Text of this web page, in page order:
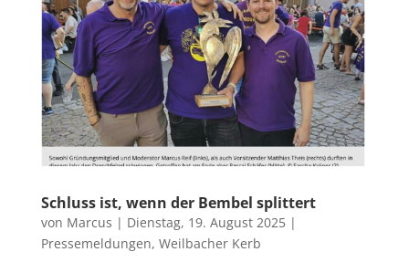
Schluss ist, wenn der Bembel splittert
von Marcus | Dienstag, 19. August 2025|
Pressemeldungen, Weilbacher Kerb